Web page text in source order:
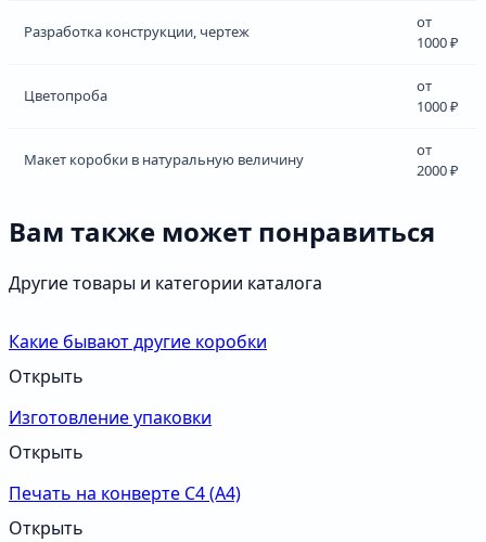
Разработка конструкции, чертеж
от
1000 ₽
Цветопроба
от
1000 ₽
Макет коробки в натуральную величину
от
2000 ₽
Вам также может понравиться
Другие товары и категории каталога
Какие бывают другие коробки
Открыть
Изготовление упаковки
Открыть
Печать на конверте С4 (А4)
Открыть